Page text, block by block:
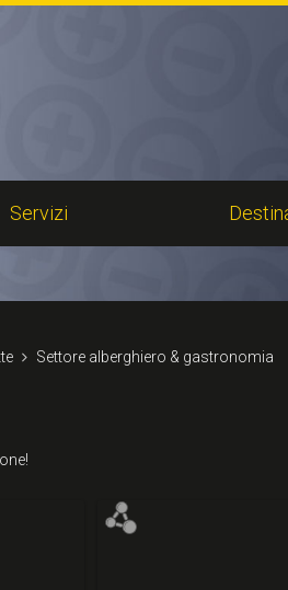
Servizi
Settore alberghiero & gastronomia